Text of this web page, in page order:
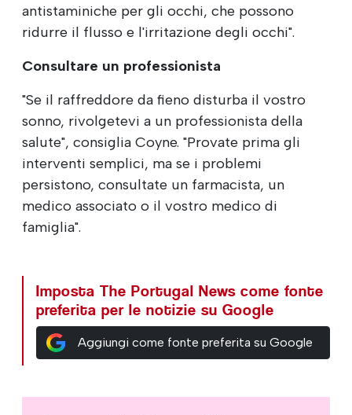
antistaminiche per gli occhi, che possono
ridurre il flusso e l'irritazione degli occhi".
Consultare un professionista
"Se il raffreddore da fieno disturba il vostro
sonno, rivolgetevi a un professionista della
salute", consiglia Coyne. "Provate prima gli
interventi semplici, ma se i problemi
persistono, consultate un farmacista, un
medico associato o il vostro medico di
famiglia".
Imposta The Portugal News come fonte
preferita per le notizie su Google
Aggiungi come fonte preferita su Google